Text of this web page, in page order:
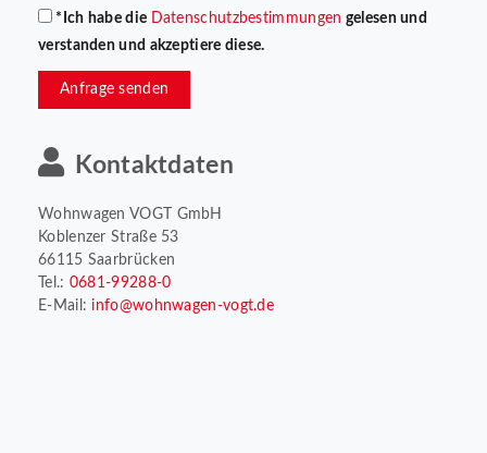
*Ich habe die Datenschutzbestimmungen gelesen und
verstanden und akzeptiere diese.
Anfrage senden
Kontaktdaten
Wohnwagen VOGT GmbH
Koblenzer Straße 53
66115 Saarbrücken
Tel.: 0681-99288-0
E-Mail: info@wohnwagen-vogt.de